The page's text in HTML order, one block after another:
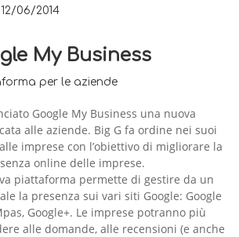
12/06/2014
My Business
per le aziende
Google My Business una nuova
alle aziende. Big G fa ordine nei suoi
imprese con l’obiettivo di migliorare la
online delle imprese.
piattaforma permette di gestire da un
la presenza sui vari siti Google: Google
Google+. Le imprese potranno più
alle domande, alle recensioni (e anche